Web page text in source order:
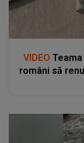
VIDEO
români să